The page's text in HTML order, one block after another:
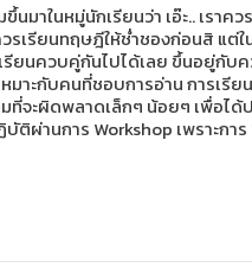
าในหมู่นักเรียนว่า เอ๊ะ.. เราค
รเรียนทฤษฎีให้ช่ำชองก่อนสิ แต่
ยนควบคู่กันไปได้เลย ขึ้นอยู่กับค
าะกับคนที่ชอบการอ่าน การเรีย
ที่จะผิดพลาดเล็กๆ น้อยๆ เพื่อไ
านการ Workshop เพราะการ